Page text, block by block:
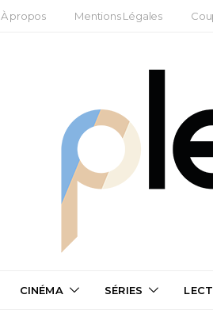
À propos Mentions Légales
CINÉMA SÉRIES